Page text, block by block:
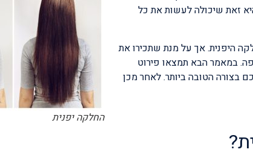
החלקה יפנית
זאת שיכולה לעשות את כל
היפנית. אך על מנת שתכירו את
במאמר הבא תמצאו פירוט
בצורה הטובה ביותר. לאחר מכן